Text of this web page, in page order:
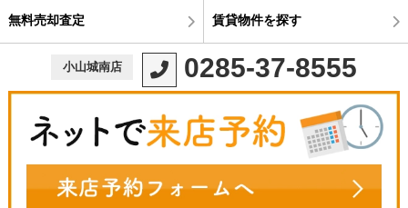
無料売却査定 賃貸物件を探す
小山城南店 0285-37-8555